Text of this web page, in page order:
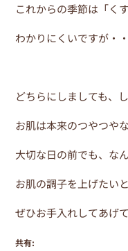
これからの季節は「く
わかりにくいですが・
どちらにしましても、
お肌は本来のつやつや
大切な日の前でも、な
お肌の調子を上げたい
ぜひお手入れしてあげ
共有: